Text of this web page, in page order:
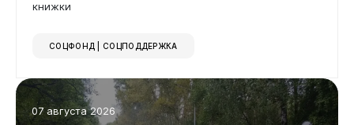
книжки
СОЦФОНД | СОЦПОДДЕРЖКА
07 августа 2026